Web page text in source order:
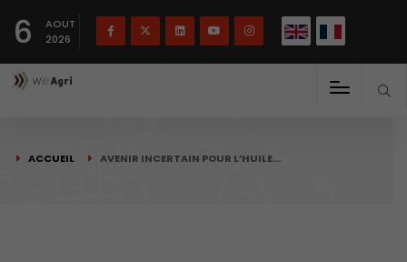
6
AOUT
2026
ACCUEIL AVENIR INCERTAIN POUR L’HUILE…
Français English(English)